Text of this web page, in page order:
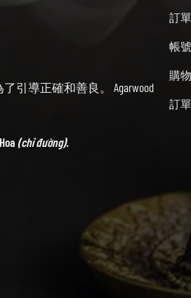
引導正確和善良。 Agarwood
(chỉ đường).
訂單
帳號
購
訂